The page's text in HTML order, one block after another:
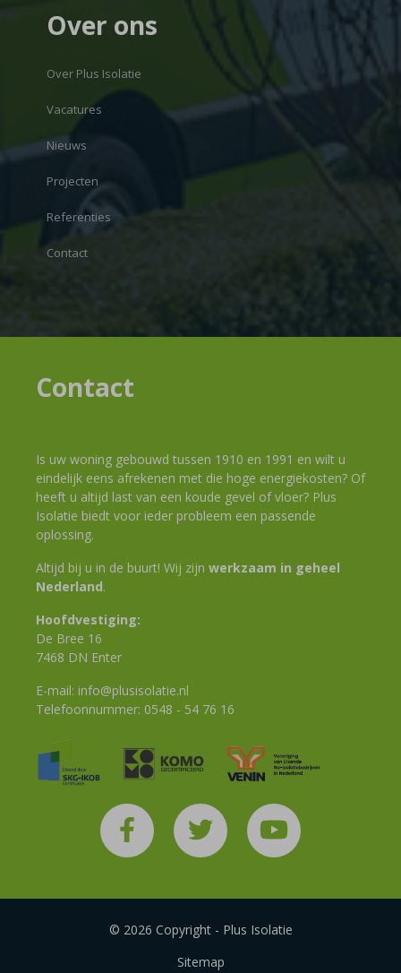
Over ons
Over Plus Isolatie
Vacatures
Nieuws
Projecten
Referenties
Contact
Contact
Is uw woning gebouwd tussen 1910 en 1991 en wilt u
eindelijk eens afrekenen met die hoge energiekosten? Of
heeft u altijd last van een koude gevel of vloer? Plus
Isolatie biedt voor ieder probleem een passende
oplossing.
Altijd bij u in de buurt! Wij zijn werkzaam in geheel
Nederland.
Hoofdvestiging:
De Bree 16
7468 DN Enter
E-mail: info@plusisolatie.nl
Telefoonnummer: 0548 - 54 76 16
© 2026 Copyright - Plus Isolatie
Sitemap